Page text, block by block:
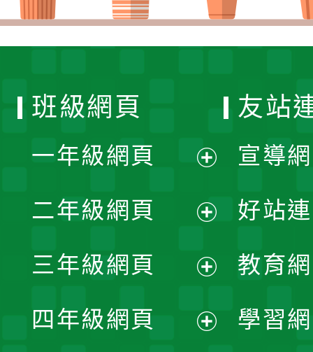
班級網頁
一年級網頁
開
選
單
二年級網頁
開
選
三年級網頁
開
四年級網頁
友站
宣導
好站
教育
學習